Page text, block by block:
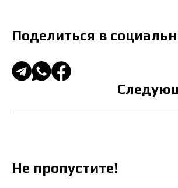
Поделиться в
Не пропустите!